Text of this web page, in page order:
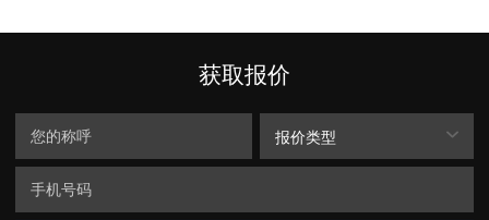
获取报价
报价类型